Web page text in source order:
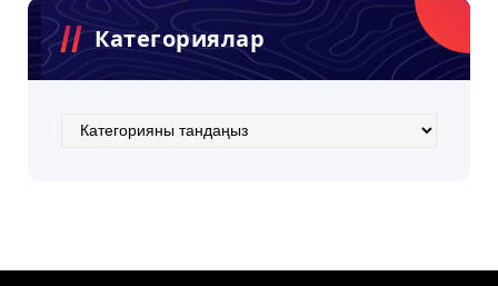
Категориялар
Категориялар